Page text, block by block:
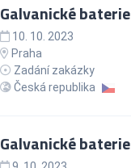
Galvanické baterie
10. 10. 2023
Praha
Zadání zakázky
Česká republika
Galvanické baterie